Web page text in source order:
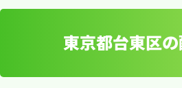
東京都台東区